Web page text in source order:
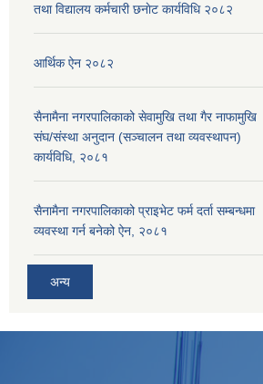
तथा विद्यालय कर्मचारी छनाेट कार्यविधि २०८२
आर्थिक ऐन २०८२
सैनामैना नगरपालिकाको सेवामुखि तथा गैर नाफामुखि
संघ/संस्था अनुदान (सञ्चालन तथा व्यवस्थापन)
कार्यविधि, २०८१
सैनामैना नगरपालिकाको प्राइभेट फर्म दर्ता सम्बन्धमा
व्यवस्था गर्न बनेको ऐन, २०८१
अन्य